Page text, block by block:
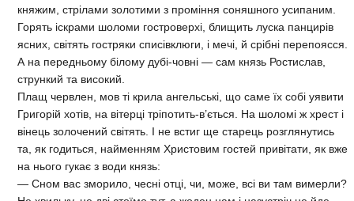
княжим, стрілами золотими з проміння соняшного усипаним.
Горять іскрами шоломи гостроверхі, блищить луска панцирів
ясних, світять гостряки списівклюги, і мечі, й срібні перепоясся.
А на передньому білому дубі-човні — сам князь Ростислав,
стрункий та високий.
Плащ червлен, мов ті крила ангельські, що саме їх собі уявити
Григорій хотів, на вітерці тріпотить-в’ється. На шоломі ж хрест і
вінець золочений світять. І не встиг ще старець розглянутись
та, як годиться, найменням Христовим гостей привітати, як вже
на нього гукає з води князь:
— Сном вас зморило, чесні отці, чи, може, всі ви там вимерли?